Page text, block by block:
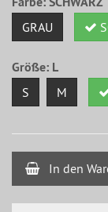
GRAU
Größe: L
S M
In den